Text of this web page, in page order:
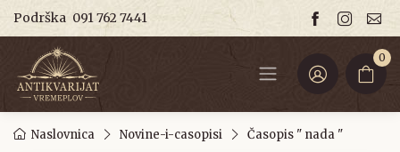
Podrška 091 762 7441
0
Naslovnica Novine-i-casopisi Časopis " nada "